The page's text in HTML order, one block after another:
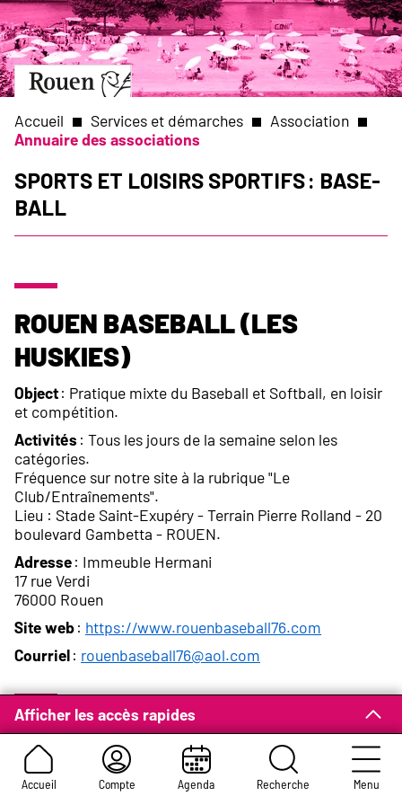
Aller
au
contenu
principal
Aller
à
page
d’accueil
Slide
1
of
1
Accueil Compte Agenda Recherche Menu
Fil
d'Ariane
Accueil Services et démarches
Association
Annuaire des associations
Sports et Loisirs sportifs : Base-
Ball
Afficher les accès rapides
Rouen Baseball (Les
Huskies)
Object: Pratique mixte du Baseball et Softball, en loisir
et compétition.
Activités : Tous les jours de la semaine selon les
catégories.
Fréquence sur notre site à la rubrique "Le
Club/Entraînements".
Lieu : Stade Saint-Exupéry - Terrain Pierre Rolland - 20
boulevard Gambetta - ROUEN.
Adresse: Immeuble Hermani
17 rue Verdi
76000 Rouen
Site web: https://www.rouenbaseball76.com
Courriel: rouenbaseball76@aol.com
Rouen Cricket Club - RCC
Activités
: Pratique du cricket, entraînement au cricket
pour les nouveaux joueurs, intégration sociale par le